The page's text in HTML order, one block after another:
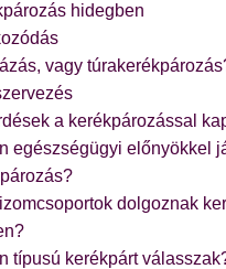
hidegben
vagy
a kerékpározással
egészségügyi előnyökkel
dolgoznak
típusú kerékpárt